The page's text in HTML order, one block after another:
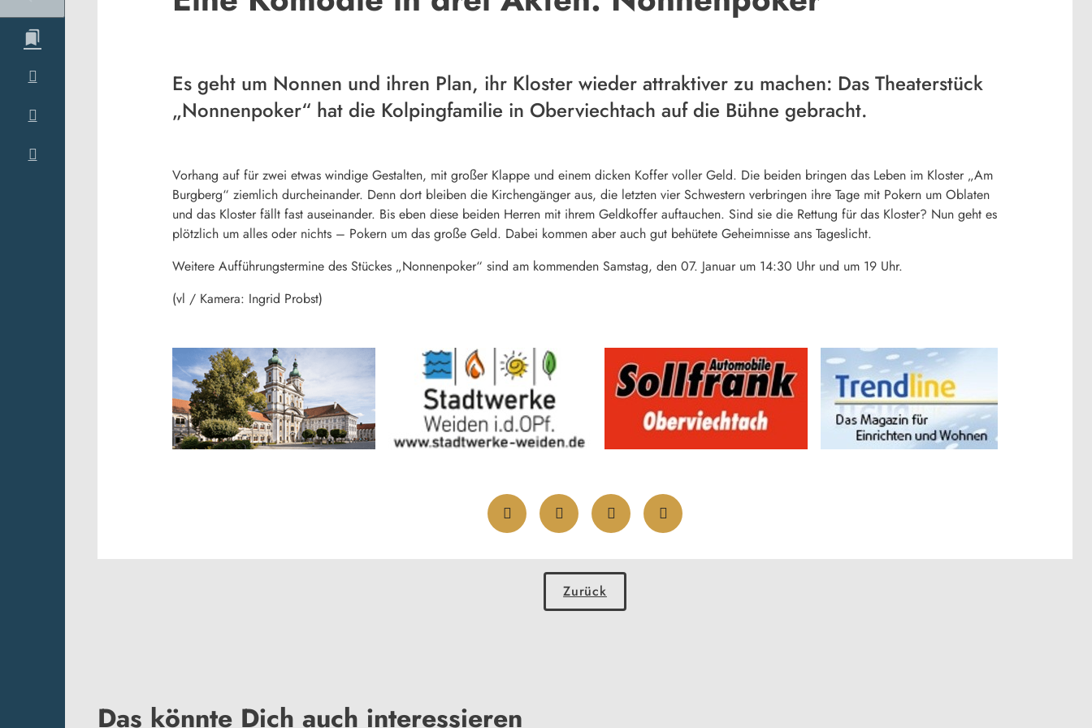
Es geht um Nonnen und ihren Plan, ihr Kloster wieder attraktiver zu machen: Das Theaterstück
„Nonnenpoker“ hat die Kolpingfamilie in Oberviechtach auf die Bühne gebracht.
Vorhang auf für zwei etwas windige Gestalten, mit großer Klappe und einem dicken Koffer voller Geld. Die beiden bringen das Leben im Kloster „Am
Burgberg“ ziemlich durcheinander. Denn dort bleiben die Kirchengänger aus, die letzten vier Schwestern verbringen ihre Tage mit Pokern um Oblaten
und das Kloster fällt fast auseinander. Bis eben diese beiden Herren mit ihrem Geldkoffer auftauchen. Sind sie die Rettung für das Kloster? Nun geht es
plötzlich um alles oder nichts – Pokern um das große Geld. Dabei kommen aber auch gut behütete Geheimnisse ans Tageslicht.
Weitere Aufführungstermine des Stückes „Nonnenpoker“ sind am kommenden Samstag, den 07. Januar um 14:30 Uhr und um 19 Uhr.
(vl / Kamera: Ingrid Probst)
Zurück
Das könnte Dich auch interessieren